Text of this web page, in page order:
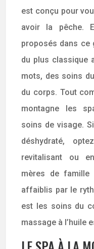
est conçu pour
avoir la pêche.
proposés dans ce
du plus classique
mots, des soins
du corps. Tout
montagne les
soins de visage.
déshydraté,
revitalisant ou
mères de famille
affaiblis par le
est les soins du
massage à l’huile